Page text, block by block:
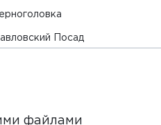
Посад
файлами